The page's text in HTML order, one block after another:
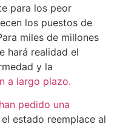
para los peor
los puestos de
miles de millones
hará realidad el
y la
a largo plazo.
pedido una
estado reemplace al